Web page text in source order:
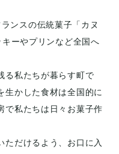
ンスの伝統菓子「カヌ
ーやプリンなど全国へ
る私たちが暮らす町で
生かした食材は全国的に
で私たちは日々お菓子作
ただけるよう、お口に入